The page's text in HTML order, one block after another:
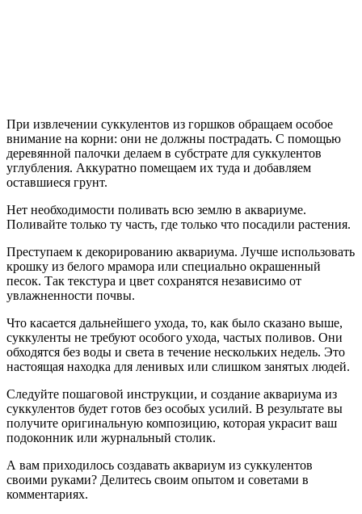
При извлечении суккулентов из горшков обращаем особое
внимание на корни: они не должны пострадать. С помощью
деревянной палочки делаем в субстрате для суккулентов
углубления. Аккуратно помещаем их туда и добавляем
оставшиеся грунт.
Нет необходимости поливать всю землю в аквариуме.
Поливайте только ту часть, где только что посадили растения.
Преступаем к декорированию аквариума. Лучше использовать
крошку из белого мрамора или специально окрашенный
песок. Так текстура и цвет сохранятся независимо от
увлажненности почвы.
Что касается дальнейшего ухода, то, как было сказано выше,
суккуленты не требуют особого ухода, частых поливов. Они
обходятся без воды и света в течение нескольких недель. Это
настоящая находка для ленивых или слишком занятых людей.
Следуйте пошаговой инструкции, и создание аквариума из
суккулентов будет готов без особых усилий. В результате вы
получите оригинальную композицию, которая украсит ваш
подоконник или журнальный столик.
А вам приходилось создавать аквариум из суккулентов
своими руками? Делитесь своим опытом и советами в
комментариях.